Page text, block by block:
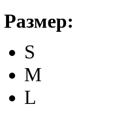
Размер:
S
M
L